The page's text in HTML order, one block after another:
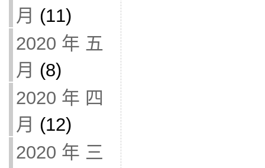
月 (11)
2020 年 五
月 (8)
2020 年 四
月 (12)
2020 年 三